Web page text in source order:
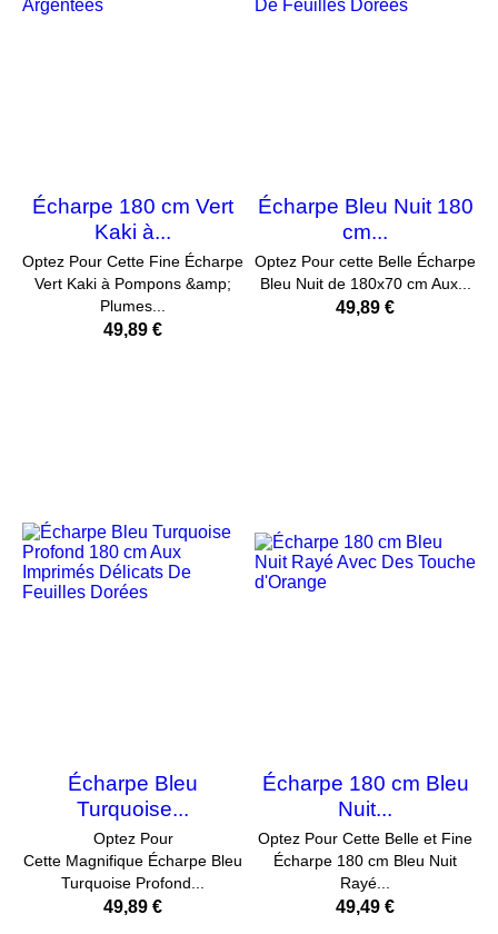
Écharpe 180 cm Vert
Kaki à...
Optez Pour Cette Fine Écharpe
Vert Kaki à Pompons &amp;
Plumes...
49,89 €
Écharpe Bleu Nuit 180
cm...
Optez Pour cette Belle Écharpe
Bleu Nuit de 180x70 cm Aux...
49,89 €
Écharpe Bleu
Turquoise...
Optez Pour
Cette Magnifique Écharpe Bleu
Turquoise Profond...
49,89 €
Écharpe 180 cm Bleu
Nuit...
Optez Pour Cette Belle et Fine
Écharpe 180 cm Bleu Nuit
Rayé...
49,49 €